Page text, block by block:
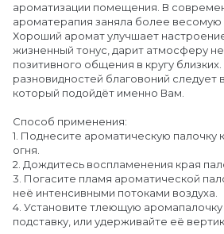
ароматизации помещения. В
ароматерапия заняла более весомую
Хороший аромат улучшает
жизненный тонус, дарит атмосферу
позитивного общения в кругу
разновидностей благовоний следует
который подойдёт именно Вам.
Способ применения:
1. Поднесите ароматическую палочку
огня.
2. Дождитесь воспламенения края
3. Погасите пламя ароматической
неё интенсивными потоками воздуха.
4. Установите тлеющую аромапалочку
подставку, или удерживайте её